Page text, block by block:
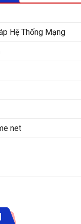
Hệ Thống Mạng
net